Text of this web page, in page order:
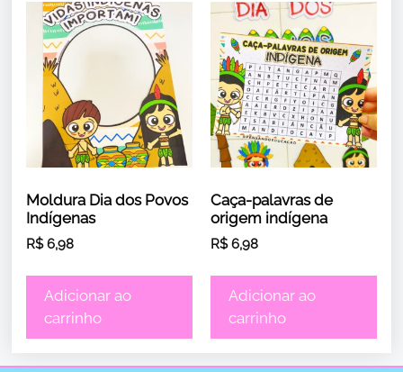
Moldura Dia dos Povos
Indígenas
R$6,98
Adicionar ao
carrinho
Caça-palavras de
origem indígena
R$6,98
Adicionar ao
carrinho